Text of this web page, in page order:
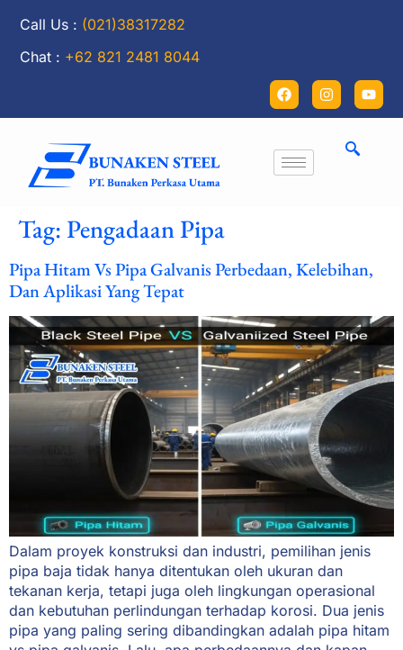
Call Us : (021)38317282
Chat : +62 821 2481 8044
Tag:Pengadaan Pipa
Pipa Hitam Vs Pipa Galvanis Perbedaan, Kelebihan,
Dan Aplikasi Yang Tepat
Dalam proyek konstruksi dan industri, pemilihan jenis
pipa baja tidak hanya ditentukan oleh ukuran dan
tekanan kerja, tetapi juga oleh lingkungan operasional
dan kebutuhan perlindungan terhadap korosi. Dua jenis
pipa yang paling sering dibandingkan adalah pipa hitam